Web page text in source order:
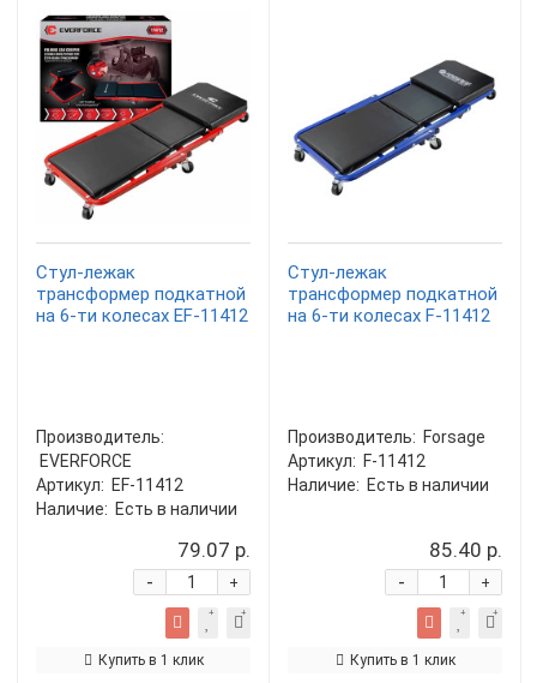
Стул-лежак
трансформер подкатной
на 6-ти колесах EF-11412
Производитель:
EVERFORCE
Артикул: EF-11412
Наличие: Есть в наличии
79.07 р.
+
-
Купить в 1 клик
Стул-лежак
трансформер подкатной
на 6-ти колесах F-11412
Производитель: Forsage
Артикул: F-11412
Наличие: Есть в наличии
85.40 р.
+
-
Купить в 1 клик